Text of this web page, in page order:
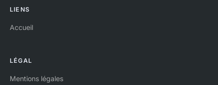
LIENS
Accueil
LÉGAL
Mentions légales